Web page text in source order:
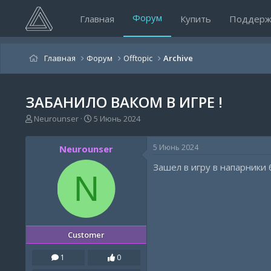
Главная Форум Купить
Главная Форум Offtopic Archive
ЗАБАНИЛО ВАКОМ В ИГРЕ !
А
т
Neurounser
Д
т
а
н
а
а
5 Июнь 2024
Neurounser
N
Customer
1
0
5 Июнь 2024
Зашел в игру в